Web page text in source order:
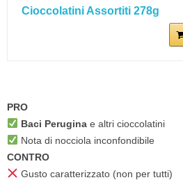
Cioccolatini Assortiti 278g
PRO
Baci Peruginae altri cioccolatini
Nota di nocciola inconfondibile
CONTRO
Gusto caratterizzato (non per tutti)